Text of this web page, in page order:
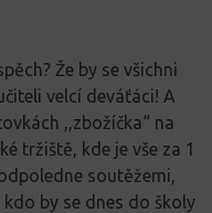
Že by se všichni
velcí deváťáci! A
,,zbožíčka“ na
tržiště, kde je vše za 1
soutěžemi,
by se dnes do školy